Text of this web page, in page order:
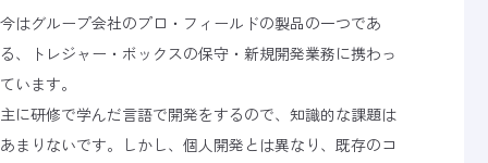
今はグループ会社のプロ・フィールドの製品の一つであ
る、トレジャー・ボックスの保守・新規開発業務に携わっ
ています。
主に研修で学んだ言語で開発をするので、知識的な課題は
あまりないです。しかし、個人開発とは異なり、既存のコ